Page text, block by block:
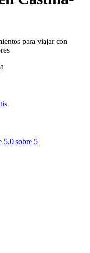
para viajar con
5.0 sobre 5